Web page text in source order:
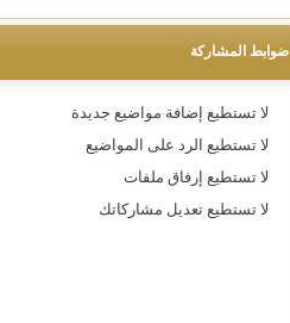
ضوابط المشاركة
لا تستطيع إضافة مواضيع جديدة
لا تستطيع الرد على المواضيع
لا تستطيع إرفاق ملفات
لا تستطيع تعديل مشاركاتك